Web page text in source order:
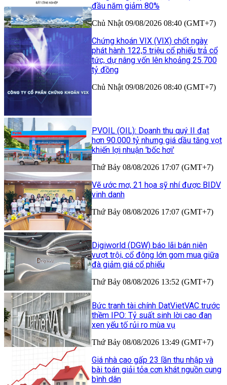
đầu năm giảm 80%
Chủ Nhật 09/08/2026 08:40 (GMT+7)
Chứng khoán VIX (VIX) chốt ngày
phát hành 122,5 triệu cổ phiếu trả cổ
tức, dự nâng vốn lên khoảng 25.700
tỷ đồng
Chủ Nhật 09/08/2026 08:40 (GMT+7)
PVOIL (OIL): Doanh thu quý II đạt
hơn 90.000 tỷ nhưng giá dầu tăng vọt
khiến lợi nhuận 'bốc hơi'
Thứ Bảy 08/08/2026 17:07 (GMT+7)
Vẽ ước mơ, 21 họa sỹ nhí được BIDV
vinh danh
Thứ Bảy 08/08/2026 17:07 (GMT+7)
Digiworld (DGW) báo lãi bán niên
vượt trội, cổ đông lớn gom mua giữa
đà giảm giá cổ phiếu
Thứ Bảy 08/08/2026 13:52 (GMT+7)
Bức tranh tài chính DatVietVAC trước
thềm IPO: Tỷ suất sinh lời cao đan
xen yếu tố rủi ro mùa vụ
Thứ Bảy 08/08/2026 13:49 (GMT+7)
Giá nhà cao gấp 23 lần thu nhập và
bài toán giải tỏa cơn khát nguồn cung
bình dân